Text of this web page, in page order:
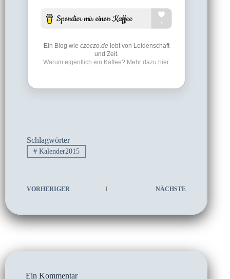
Ein Blog wie czoczo.delebt von Leidenschaft
und Zeit.
Warum eigentlich ein Kaffee? Mehr dazu hier.
Schlagwörter
#Kalender2015
VORHERIGER NÄCHSTE
Ein Kommentar